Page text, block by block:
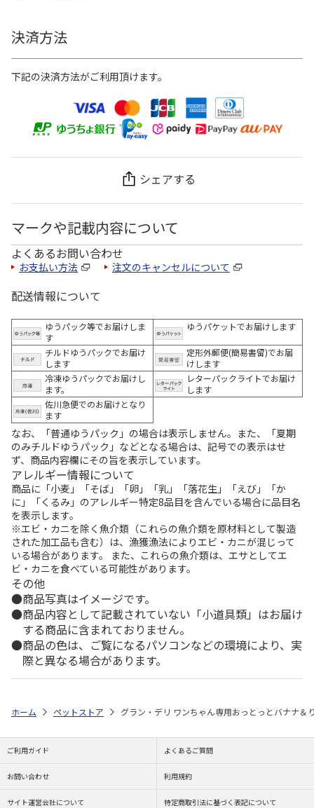
決済方法
下記の決済方法がご利用頂けます。
シェアする
マークや記載内容について
よくあるお問い合わせ
お支払い方法 注文のキャンセルについて
配送情報について
ゆうパック等でお届けしま
す
ゆうパケットでお届けします
チルドゆうパックでお届け
します
定形外郵便(簡易書留)でお届
けします
冷凍ゆうパックでお届けし
ます。
レターパックライトでお届け
します
佐川急便でのお届けとなり
ます
なお、「普通ゆうパック」の場合は表示しません。また、「夏期
のみチルドゆうパック」などとなる場合は、記号での表示はせ
ず、商品内容欄にその旨を表示しています。
アレルギー情報について
商品に「小麦」「そば」「卵」「乳」「落花生」「えび」「か
に」「くるみ」のアレルギー特定8品目を含んでいる場合に品目名
を表示します。
※エビ・カニを除く魚介類（これらの魚介類を原材料として製造
された加工品も含む）は、漁獲漁法によりエビ・カニが混じって
いる場合があります。 また、これらの魚介類は、エサとしてエ
ビ・カニを食べている可能性があります。
その他
商品写真はイメージです。
商品内容として記載されていない「小道具類」はお届け
する商品に含まれておりません。
商品の色は、ご覧になるパソコンなどの環境により、実
際と異なる場合があります。
ホーム ペットストア グラン・デリ ワンちゃん専用おっとっとバナナ＆
ご利用ガイド よくあるご質問
お問い合わせ 利用規約
サイト運営会社について 特定商取引法に基づく表記について